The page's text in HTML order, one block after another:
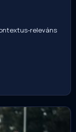
releváns